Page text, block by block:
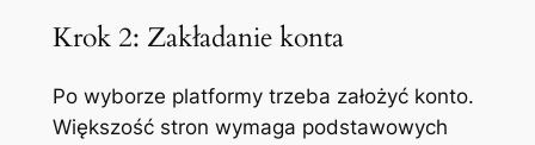
Krok 2: Zakładanie konta
Po wyborze platformy trzeba założyć konto.
Większość stron wymaga podstawowych